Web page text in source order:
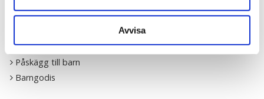
Avvisa
Gott
Presenter till Barnet
Påskägg till barn
Barngodis